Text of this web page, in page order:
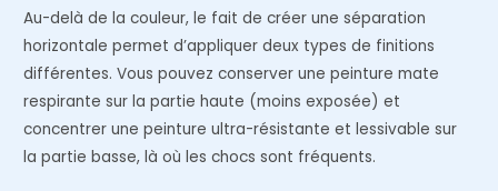
Au-delà de la couleur, le fait de créer une séparation
horizontale permet d’appliquer deux types de finitions
différentes. Vous pouvez conserver une peinture mate
respirante sur la partie haute (moins exposée) et
concentrer une peinture ultra-résistante et lessivable sur
la partie basse, là où les chocs sont fréquents.